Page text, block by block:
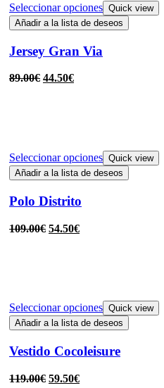
Seleccionar opciones Quick view
Añadir a la lista de deseos
Jersey Gran Via
89.00€ 44.50€
Seleccionar opciones Quick view
Añadir a la lista de deseos
Polo Distrito
109.00€ 54.50€
Seleccionar opciones Quick view
Añadir a la lista de deseos
Vestido Cocoleisure
119.00€ 59.50€